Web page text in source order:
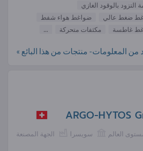
التزود بالوقود الغازي
ضغط عالي
ضواغط هواء شفط
غاطسة
مكثفات متحركة ...
من المعلومات- منتجات من هذا البائع »
ARGO-HYTOS
الجهة المصنعة سويسرا العالم